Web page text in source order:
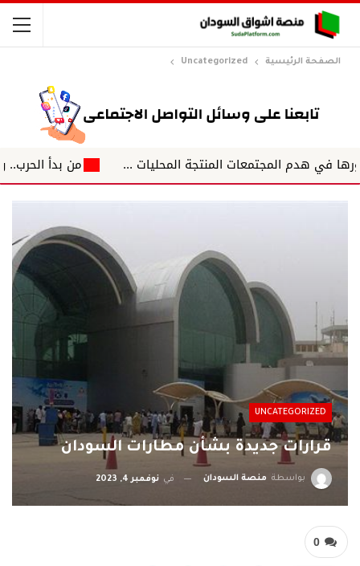
الصفحة الرئيسية Uncategorized
من بدأ الحرب.. ومن
UNCATEGORIZED
قرارات جديدة بشأن مطارات السودان
بواسطة منصة السودان في نوفمبر 4, 2023
0